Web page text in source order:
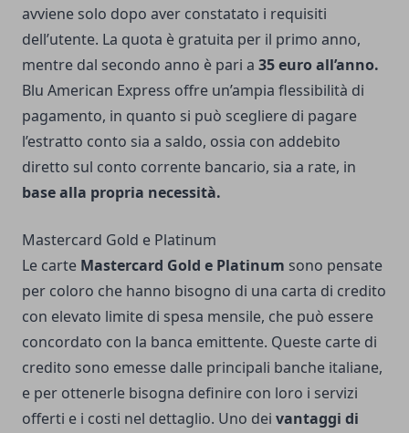
avviene solo dopo aver constatato i requisiti
dell’utente. La quota è gratuita per il primo anno,
mentre dal secondo anno è pari a 35 euro all’anno.
Blu American Express offre un’ampia flessibilità di
pagamento, in quanto si può scegliere di pagare
l’estratto conto sia a saldo, ossia con addebito
diretto sul conto corrente bancario, sia a rate, in
base alla propria necessità.
Mastercard Gold e Platinum
Le carte Mastercard Gold e Platinum sono pensate
per coloro che hanno bisogno di una carta di credito
con elevato limite di spesa mensile, che può essere
concordato con la banca emittente. Queste carte di
credito sono emesse dalle principali banche italiane,
e per ottenerle bisogna definire con loro i servizi
offerti e i costi nel dettaglio. Uno dei vantaggi di